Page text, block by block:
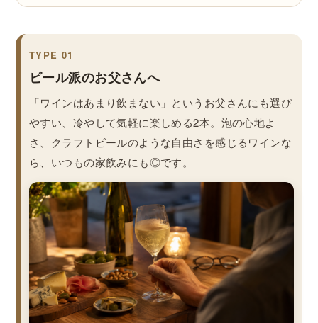
TYPE 01
ビール派のお父さんへ
「ワインはあまり飲まない」というお父さんにも選び
やすい、冷やして気軽に楽しめる2本。泡の心地よ
さ、クラフトビールのような自由さを感じるワインな
ら、いつもの家飲みにも◎です。